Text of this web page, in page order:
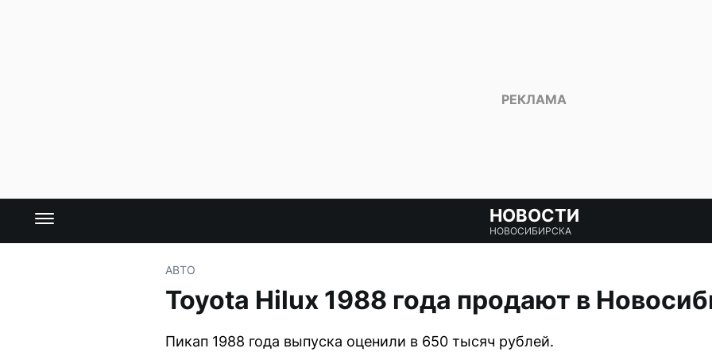
НОВОСТИ
НОВОСИБИРСКА
АВТО
Toyota Hilux 1988 года продают в
Пикап 1988 года выпуска оценили в 650 тысяч рублей.